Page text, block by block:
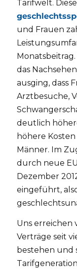
Tarifwelt.
und Frauen
das
ausging, dass
Arztbesuche,
deutlich
höhere
Männer. Im
durch neue
Dezember
eingeführt,
Uns erreichen
Verträge seit
bestehen und